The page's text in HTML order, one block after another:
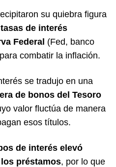
su quiebra figura
de interés
Federal (Fed, banco
combatir la inflación.
se tradujo en una
de bonos del Tesoro
valor fluctúa de manera
esos títulos.
de interés elevó
préstamos, por lo que